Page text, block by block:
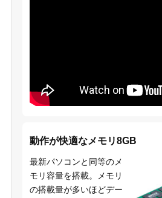
動作が快適なメモリ8GB
最新パソコンと同等のメ
モリ容量を搭載。メモリ
の搭載量が多いほどデー